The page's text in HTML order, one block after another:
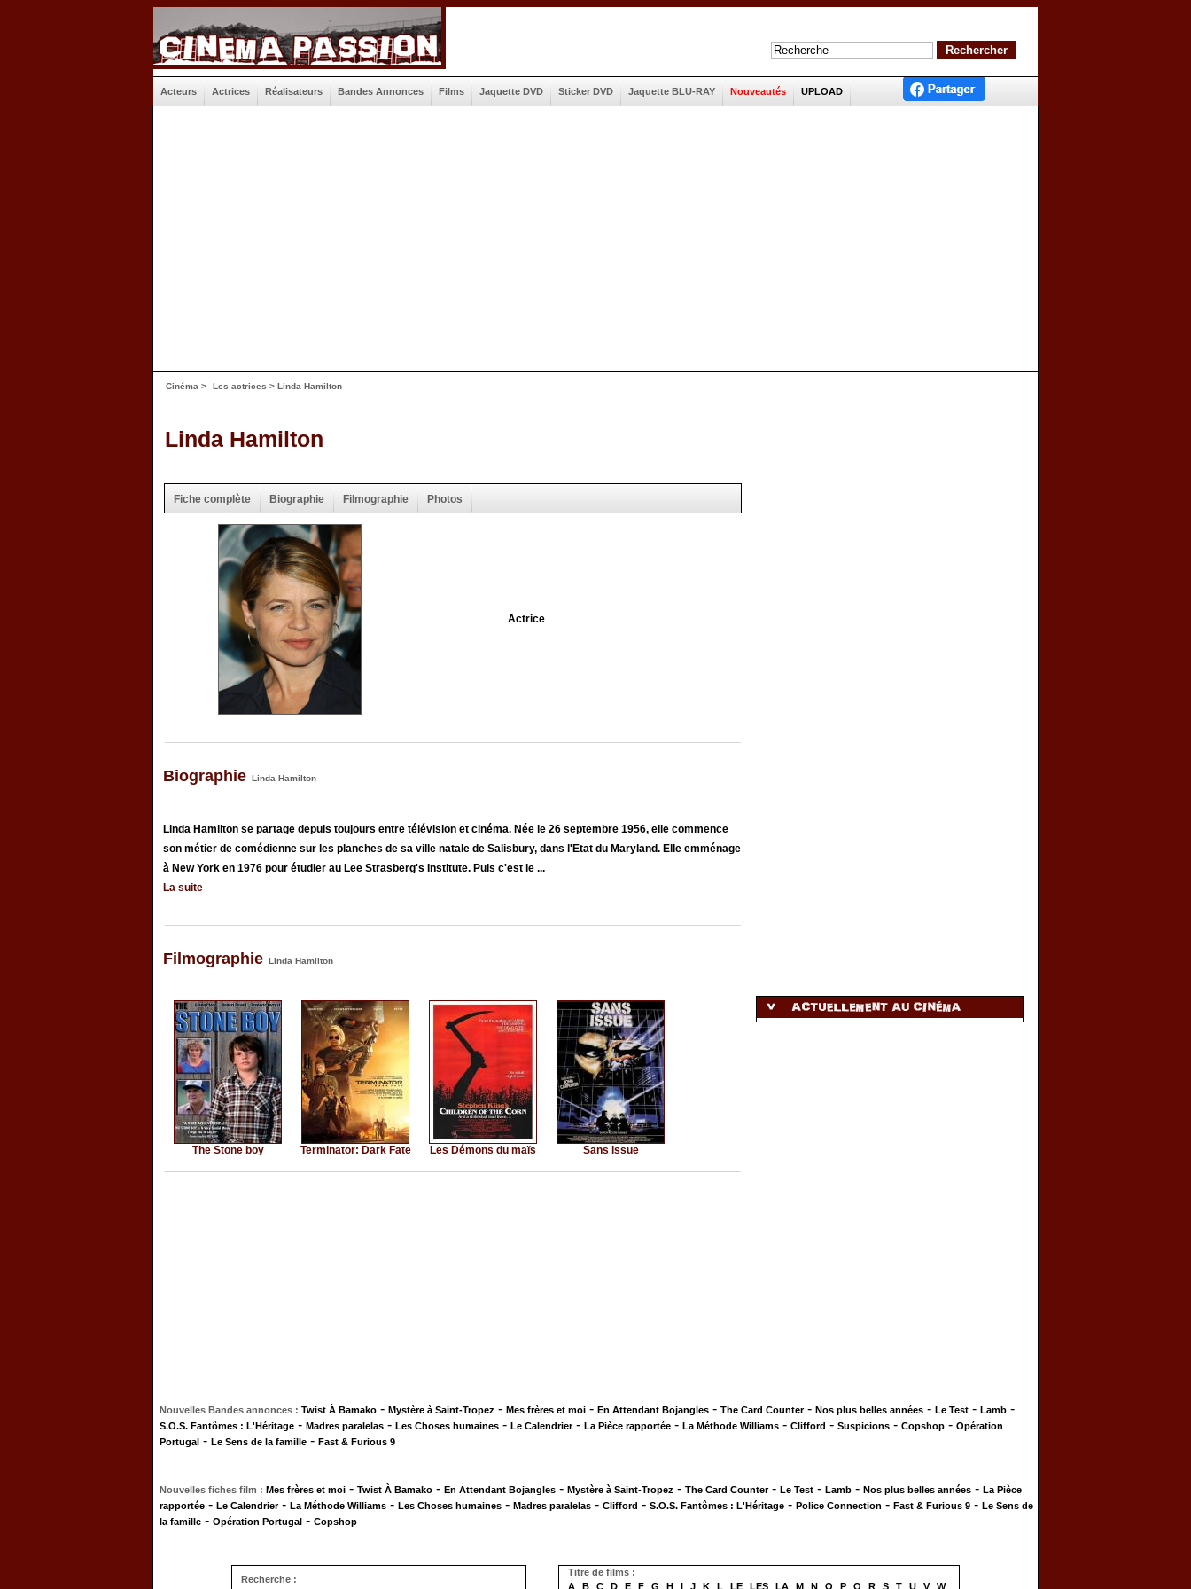
Acteurs Actrices Réalisateurs Bandes Annonces Films Jaquette DVD Sticker DVD Jaquette BLU-RAY Nouveautés UPLOAD
Cinéma > Les actrices > Linda Hamilton
Linda Hamilton
Fiche complète Biographie Filmographie Photos
Actrice
Biographie Linda Hamilton
Linda Hamilton se partage depuis toujours entre télévision et cinéma. Née le 26 septembre 1956, elle commence
son métier de comédienne sur les planches de sa ville natale de Salisbury, dans l'Etat du Maryland. Elle emménage
à New York en 1976 pour étudier au Lee Strasberg's Institute. Puis c'est le ...
La suite
Filmographie Linda Hamilton
The Stone boy Terminator: Dark Fate Les Démons du maïs Sans issue
Nouvelles Bandes annonces : Twist À Bamako - Mystère à Saint-Tropez - Mes frères et moi - En Attendant Bojangles - The Card Counter- Nos plus belles années - Le Test - Lamb -
S.O.S. Fantômes : L'Héritage - Madres paralelas - Les Choses humaines - Le Calendrier- La Pièce rapportée - La Méthode Williams - Clifford - Suspicions - Copshop - Opération
Portugal - Le Sens de la famille - Fast & Furious 9
Nouvelles fiches film : Mes frères et moi - Twist À Bamako - En Attendant Bojangles - Mystère à Saint-Tropez - The Card Counter- Le Test - Lamb - Nos plus belles années - La Pièce
rapportée - Le Calendrier- La Méthode Williams - Les Choses humaines - Madres paralelas - Clifford - S.O.S. Fantômes : L'Héritage - Police Connection - Fast & Furious 9 - Le Sens de
la famille - Opération Portugal - Copshop
Recherche :
Titre de films :
A
B C D E F G H I J K L LE LES LA M N O P Q R S T U V
W